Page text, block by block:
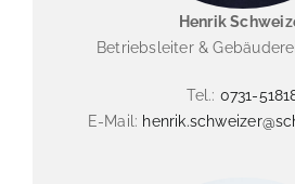
Henrik
Betriebsleiter &
Tel.: 0731-
E-Mail: